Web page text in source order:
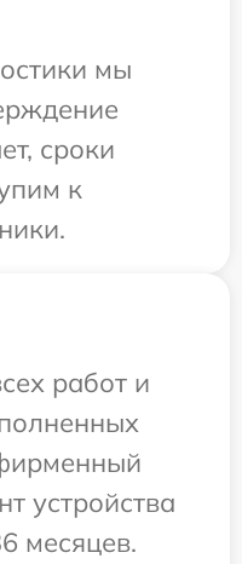
мы
сроки
к
работ и
устройства
месяцев.